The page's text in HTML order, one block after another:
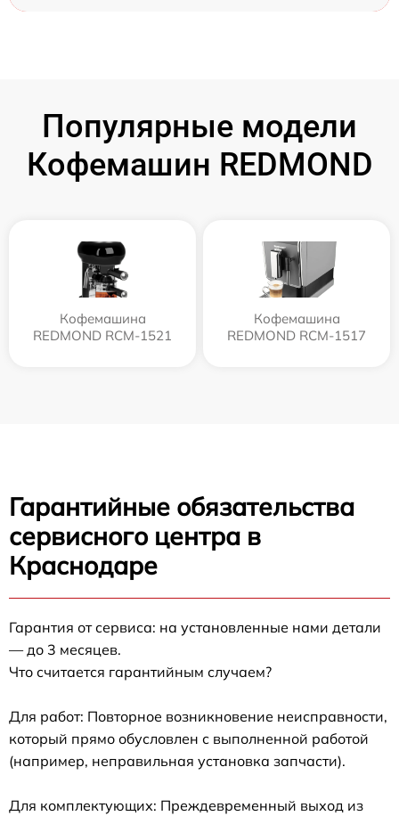
Популярные модели
Кофемашин REDMOND
Кофемашина
REDMOND RCM-1521
Кофемашина
REDMOND RCM-1517
Гарантийные обязательства
сервисного центра в
Краснодаре
Гарантия от сервиса: на установленные нами детали
— до 3 месяцев.
Что считается гарантийным случаем?
Для работ: Повторное возникновение неисправности,
который прямо обусловлен с выполненной работой
(например, неправильная установка запчасти).
Для комплектующих: Преждевременный выход из